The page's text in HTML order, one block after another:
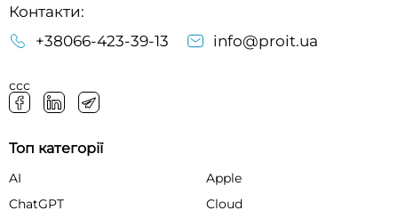
Контакти:
+38066-423-39-13
info@proit.ua
ссс
Топ категорії
AI
Apple
ChatGPT
Cloud